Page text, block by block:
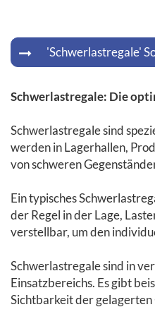
'Schwerlastregale'
Schwerlastregale: Die
Schwerlastregale sind
werden in Lagerhallen,
von schweren
Ein typisches
der Regel in der Lage,
verstellbar, um den
Schwerlastregale sind in
Einsatzbereichs. Es gibt
Sichtbarkeit der gelagerten